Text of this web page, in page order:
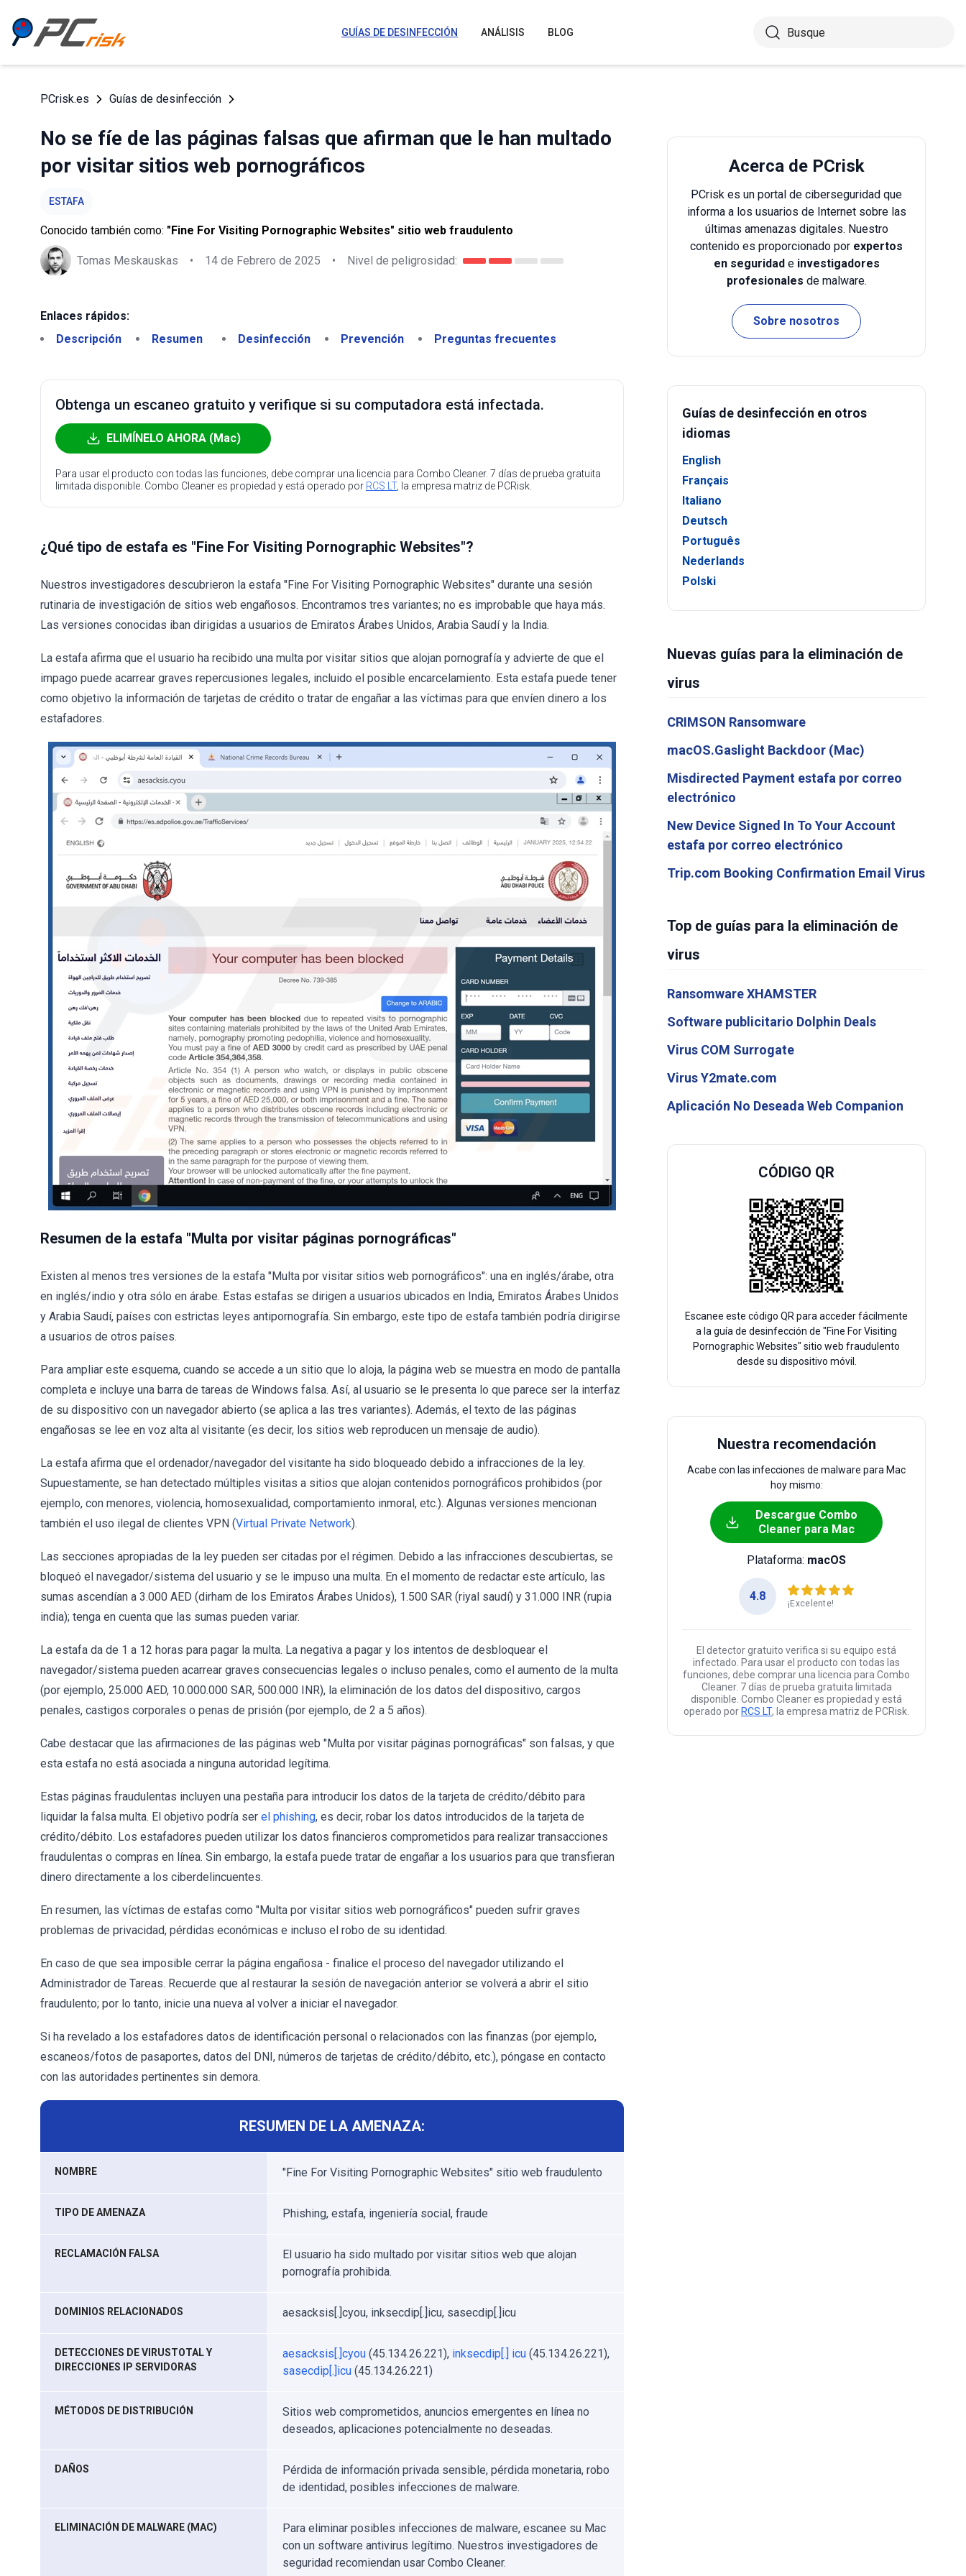
GUÍAS DE DESINFECCIÓN ANÁLISIS BLOG
PCrisk.es Guías de desinfección
No se fíe de las páginas falsas que afirman que le han multado
por visitar sitios web pornográficos
ESTAFA
Conocido también como: "Fine For Visiting Pornographic Websites" sitio web fraudulento
Tomas Meskauskas • 14 de Febrero de 2025 • Nivel de peligrosidad:
Enlaces rápidos:
Descripción
Resumen Desinfección Prevención Preguntas frecuentes
Obtenga un escaneo gratuito y verifique si su computadora está infectada.
ELIMÍNELO AHORA (Mac)
Para usar el producto con todas las funciones, debe comprar una licencia para Combo Cleaner. 7 días de prueba gratuita
limitada disponible. Combo Cleaner es propiedad y está operado por RCS LT, la empresa matriz de PCRisk.
¿Qué tipo de estafa es "Fine For Visiting Pornographic Websites"?
Nuestros investigadores descubrieron la estafa "Fine For Visiting Pornographic Websites" durante una sesión
rutinaria de investigación de sitios web engañosos. Encontramos tres variantes; no es improbable que haya más.
Las versiones conocidas iban dirigidas a usuarios de Emiratos Árabes Unidos, Arabia Saudí y la India.
La estafa afirma que el usuario ha recibido una multa por visitar sitios que alojan pornografía y advierte de que el
impago puede acarrear graves repercusiones legales, incluido el posible encarcelamiento. Esta estafa puede tener
como objetivo la información de tarjetas de crédito o tratar de engañar a las víctimas para que envíen dinero a los
estafadores.
Resumen de la estafa "Multa por visitar páginas pornográficas"
Existen al menos tres versiones de la estafa "Multa por visitar sitios web pornográficos": una en inglés/árabe, otra
en inglés/indio y otra sólo en árabe. Estas estafas se dirigen a usuarios ubicados en India, Emiratos Árabes Unidos
y Arabia Saudí, países con estrictas leyes antipornografía. Sin embargo, este tipo de estafa también podría dirigirse
a usuarios de otros países.
Para ampliar este esquema, cuando se accede a un sitio que lo aloja, la página web se muestra en modo de pantalla
completa e incluye una barra de tareas de Windows falsa. Así, al usuario se le presenta lo que parece ser la interfaz
de su dispositivo con un navegador abierto (se aplica a las tres variantes). Además, el texto de las páginas
engañosas se lee en voz alta al visitante (es decir, los sitios web reproducen un mensaje de audio).
La estafa afirma que el ordenador/navegador del visitante ha sido bloqueado debido a infracciones de la ley.
Supuestamente, se han detectado múltiples visitas a sitios que alojan contenidos pornográficos prohibidos (por
ejemplo, con menores, violencia, homosexualidad, comportamiento inmoral, etc.). Algunas versiones mencionan
también el uso ilegal de clientes VPN (Virtual Private Network).
Las secciones apropiadas de la ley pueden ser citadas por el régimen. Debido a las infracciones descubiertas, se
bloqueó el navegador/sistema del usuario y se le impuso una multa. En el momento de redactar este artículo, las
sumas ascendían a 3.000 AED (dirham de los Emiratos Árabes Unidos), 1.500 SAR (riyal saudí) y 31.000 INR (rupia
india); tenga en cuenta que las sumas pueden variar.
La estafa da de 1 a 12 horas para pagar la multa. La negativa a pagar y los intentos de desbloquear el
navegador/sistema pueden acarrear graves consecuencias legales o incluso penales, como el aumento de la multa
(por ejemplo, 25.000 AED, 10.000.000 SAR, 500.000 INR), la eliminación de los datos del dispositivo, cargos
penales, castigos corporales o penas de prisión (por ejemplo, de 2 a 5 años).
Cabe destacar que las afirmaciones de las páginas web "Multa por visitar páginas pornográficas" son falsas, y que
esta estafa no está asociada a ninguna autoridad legítima.
Estas páginas fraudulentas incluyen una pestaña para introducir los datos de la tarjeta de crédito/débito para
liquidar la falsa multa. El objetivo podría ser el phishing, es decir, robar los datos introducidos de la tarjeta de
crédito/débito. Los estafadores pueden utilizar los datos financieros comprometidos para realizar transacciones
fraudulentas o compras en línea. Sin embargo, la estafa puede tratar de engañar a los usuarios para que transfieran
dinero directamente a los ciberdelincuentes.
En resumen, las víctimas de estafas como "Multa por visitar sitios web pornográficos" pueden sufrir graves
problemas de privacidad, pérdidas económicas e incluso el robo de su identidad.
En caso de que sea imposible cerrar la página engañosa - finalice el proceso del navegador utilizando el
Administrador de Tareas. Recuerde que al restaurar la sesión de navegación anterior se volverá a abrir el sitio
fraudulento; por lo tanto, inicie una nueva al volver a iniciar el navegador.
Si ha revelado a los estafadores datos de identificación personal o relacionados con las finanzas (por ejemplo,
escaneos/fotos de pasaportes, datos del DNI, números de tarjetas de crédito/débito, etc.), póngase en contacto
con las autoridades pertinentes sin demora.
RESUMEN DE LA AMENAZA:
NOMBRE "Fine For Visiting Pornographic Websites" sitio web fraudulento
TIPO DE AMENAZA Phishing, estafa, ingeniería social, fraude
RECLAMACIÓN FALSA
El usuario ha sido multado por visitar sitios web que alojan
pornografía prohibida.
DOMINIOS RELACIONADOS aesacksis[.]cyou, inksecdip[.]icu, sasecdip[.]icu
DETECCIONES DE VIRUSTOTAL Y
DIRECCIONES IP SERVIDORAS
aesacksis[.]cyou (45.134.26.221), inksecdip[.] icu (45.134.26.221),
sasecdip[.]icu (45.134.26.221)
MÉTODOS DE DISTRIBUCIÓN
Sitios web comprometidos, anuncios emergentes en línea no
deseados, aplicaciones potencialmente no deseadas.
DAÑOS
Pérdida de información privada sensible, pérdida monetaria, robo
de identidad, posibles infecciones de malware.
ELIMINACIÓN DE MALWARE (MAC)
Para eliminar posibles infecciones de malware, escanee su Mac
con un software antivirus legítimo. Nuestros investigadores de
seguridad recomiendan usar Combo Cleaner.
Acerca de PCrisk
PCrisk es un portal de ciberseguridad que
informa a los usuarios de Internet sobre las
últimas amenazas digitales. Nuestro
contenido es proporcionado por expertos
en seguridade investigadores
profesionales de malware.
Sobre nosotros
Guías de desinfección en otros
idiomas
English
Français
Italiano
Deutsch
Português
Nederlands
Polski
Nuevas guías para la eliminación de
virus
CRIMSON Ransomware
macOS.Gaslight Backdoor (Mac)
Misdirected Payment estafa por correo
electrónico
New Device Signed In To Your Account
estafa por correo electrónico
Trip.com Booking Confirmation Email Virus
Top de guías para la eliminación de
virus
Ransomware XHAMSTER
Software publicitario Dolphin Deals
Virus COM Surrogate
Virus Y2mate.com
Aplicación No Deseada Web Companion
CÓDIGO QR
Escanee este código QR para acceder fácilmente
a la guía de desinfección de "Fine For Visiting
Pornographic Websites" sitio web fraudulento
desde su dispositivo móvil.
Nuestra recomendación
Acabe con las infecciones de malware para Mac
hoy mismo:
Descargue Combo
Cleaner para Mac
Plataforma: macOS
4.8
¡Excelente!
El detector gratuito verifica si su equipo está
infectado. Para usar el producto con todas las
funciones, debe comprar una licencia para Combo
Cleaner. 7 días de prueba gratuita limitada
disponible. Combo Cleaner es propiedad y está
operado por RCS LT, la empresa matriz de PCRisk.